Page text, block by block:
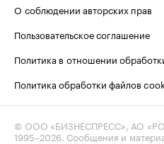
О соблюдении авторских прав
Пользовательское соглашение
Политика в отношении
Политика обработки файлов
© ООО «БИЗНЕСПРЕСС», АО
1995–2026 . Сообщения и